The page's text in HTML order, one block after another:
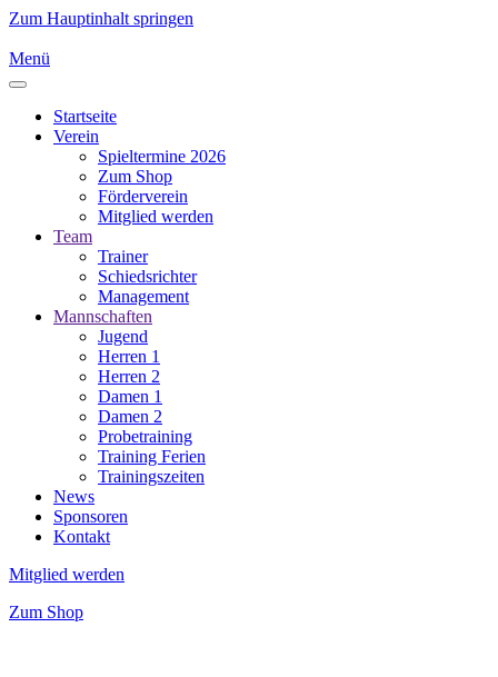
Zum Hauptinhalt springen
Menü
Startseite
Verein
Spieltermine 2026
Zum Shop
Förderverein
Mitglied werden
Team
Trainer
Schiedsrichter
Management
Mannschaften
Jugend
Herren 1
Herren 2
Damen 1
Damen 2
Probetraining
Training Ferien
Trainingszeiten
News
Sponsoren
Kontakt
Mitglied werden
Zum Shop